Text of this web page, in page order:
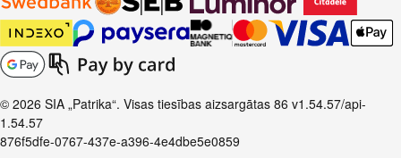
© 2026 SIA „Patrika“. Visas tiesības aizsargātas 86 v1.54.57/api-
1.54.57
876f5dfe-0767-437e-a396-4e4dbe5e0859